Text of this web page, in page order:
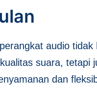
audio tidak
suara, tetapi
dan